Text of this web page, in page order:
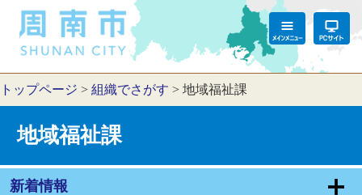
トップページ > 組織でさがす > 地域福祉課
地域福祉課
新着情報